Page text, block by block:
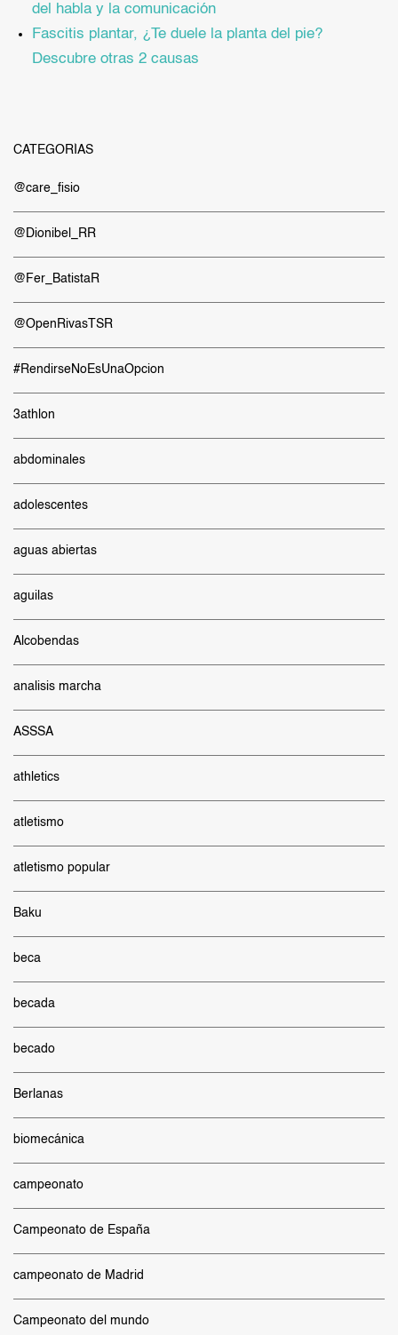
del habla y la comunicación
Fascitis plantar, ¿Te duele la planta del pie?
Descubre otras 2 causas
CATEGORÍAS
@care_fisio
@Dionibel_RR
@Fer_BatistaR
@OpenRivasTSR
#RendirseNoEsUnaOpcion
3athlon
abdominales
adolescentes
aguas abiertas
aguilas
Alcobendas
analisis marcha
ASSSA
athletics
atletismo
atletismo popular
Baku
beca
becada
becado
Berlanas
biomecánica
campeonato
Campeonato de España
campeonato de Madrid
Campeonato del mundo